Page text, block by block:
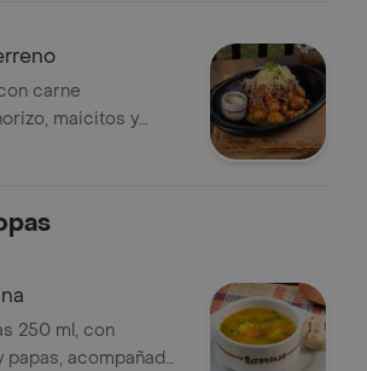
carne
maicitos y
sobre cama de
250 ml, con
acompañada